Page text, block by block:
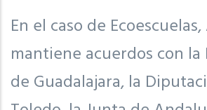
En el caso de Ecoescuelas,
mantiene acuerdos con
de Guadalajara, la